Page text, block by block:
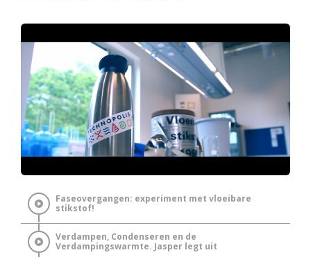
Faseovergangen: experiment met vloeibare
stikstof!
Verdampen, Condenseren en de
Verdampingswarmte. Jasper legt uit